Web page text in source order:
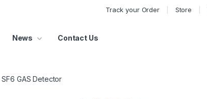
Track your Order Store
News Contact Us
SF6 GAS Detector